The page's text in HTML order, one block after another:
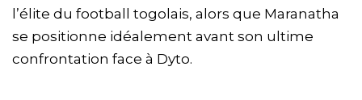
l’élite du football togolais, alors que Maranatha
se positionne idéalement avant son ultime
confrontation face à Dyto.